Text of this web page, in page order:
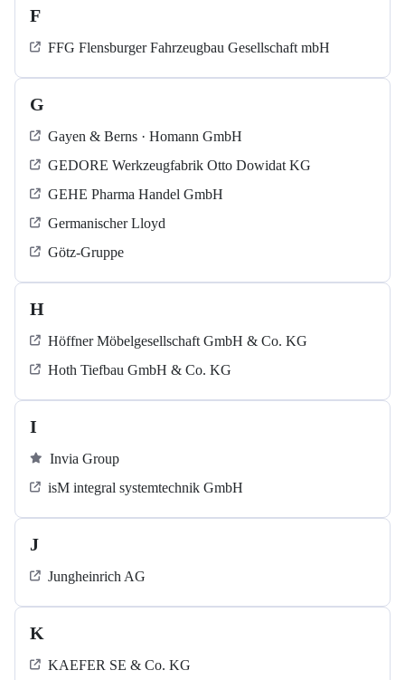
F
FFG Flensburger Fahrzeugbau Gesellschaft mbH
G
Gayen & Berns · Homann GmbH
GEDORE Werkzeugfabrik Otto Dowidat KG
GEHE Pharma Handel GmbH
Germanischer Lloyd
Götz-Gruppe
H
Höffner Möbelgesellschaft GmbH & Co. KG
Hoth Tiefbau GmbH & Co. KG
I
Invia Group
isM integral systemtechnik GmbH
J
Jungheinrich AG
K
KAEFER SE & Co. KG